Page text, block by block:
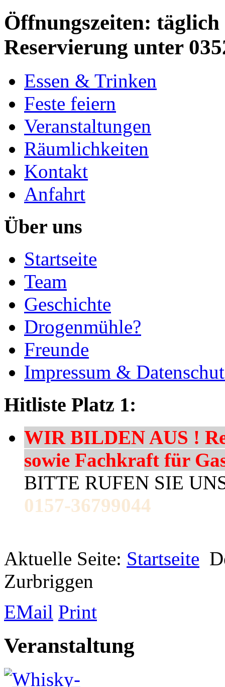
Öffnungszeiten: täglich
Reservierung unter
Essen & Trinken
Feste feiern
Veranstaltungen
Räumlichkeiten
Kontakt
Anfahrt
Über uns
Startseite
Team
Geschichte
Drogenmühle?
Freunde
Impressum &
Hitliste Platz 1:
WIR BILDEN AUS !
sowie Fachkraft für
BITTE RUFEN SIE
0157-36799044
Aktuelle Seite: Startseite
Zurbriggen
EMail Print
Veranstaltung